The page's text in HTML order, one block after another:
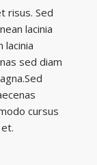
risus. Sed
lacinia
lacinia
sed diam
cursus